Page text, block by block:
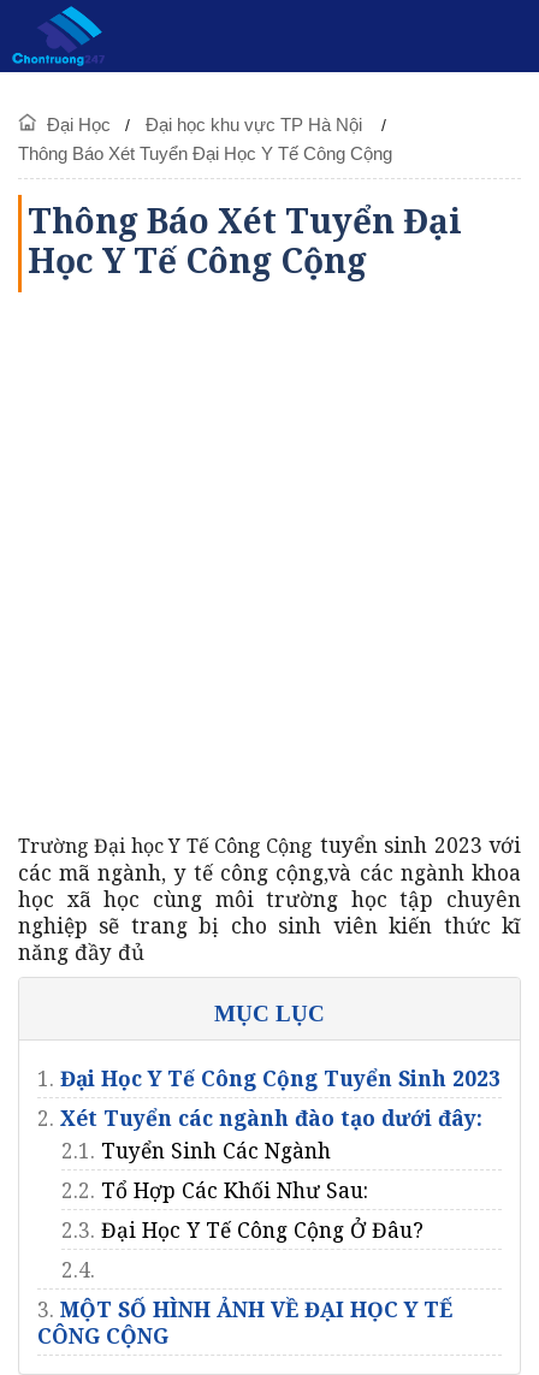
Đại Học
Đại học khu vực TP Hà Nội
Thông Báo Xét Tuyển Đại Học Y Tế Công Cộng
Thông Báo Xét Tuyển Đại
Học Y Tế Công Cộng
Trường Đại học Y Tế Công Cộng tuyển sinh 2023 với
các mã ngành, y tế công cộng,và các ngành khoa
học xã học cùng môi trường học tập chuyên
nghiệp sẽ trang bị cho sinh viên kiến thức kĩ
năng đầy đủ
MỤC LỤC
1. Đại Học Y Tế Công Cộng Tuyển Sinh 2023
2. Xét Tuyển các ngành đào tạo dưới đây:
2.1. Tuyển Sinh Các Ngành
2.2. Tổ Hợp Các Khối Như Sau:
2.3. Đại Học Y Tế Công Cộng Ở Đâu?
2.4.
3. MỘT SỐ HÌNH ẢNH VỀ ĐẠI HỌC Y TẾ
CÔNG CỘNG